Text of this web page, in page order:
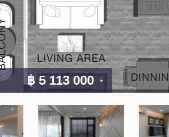
฿ 5 113 000